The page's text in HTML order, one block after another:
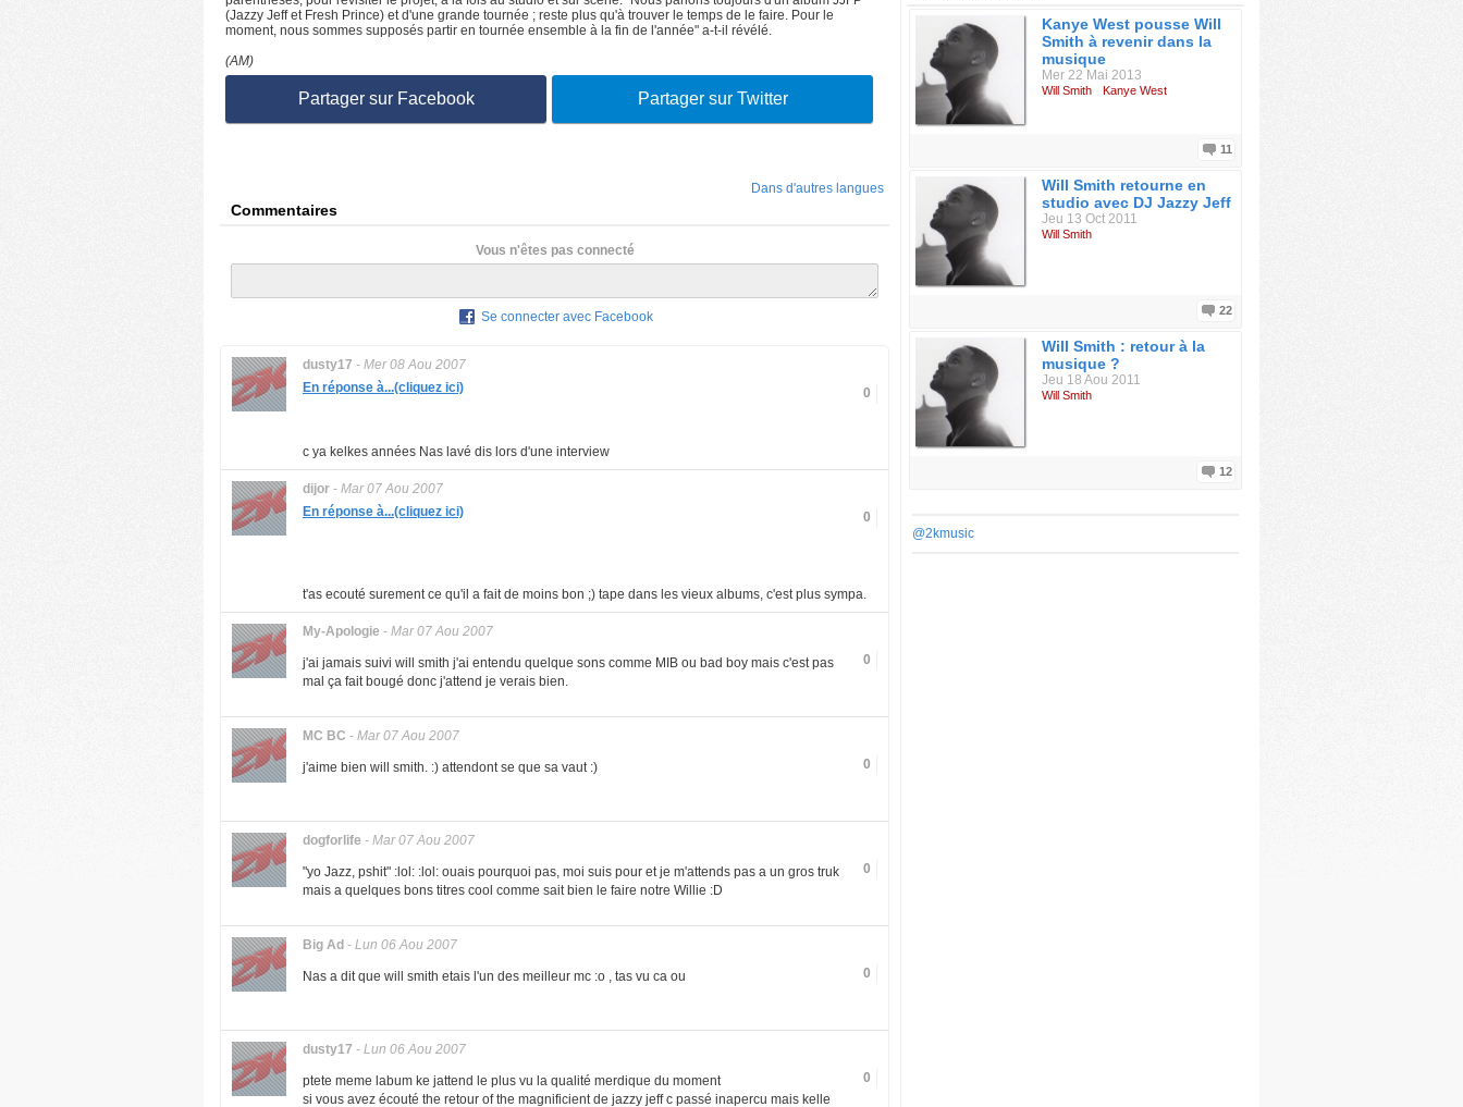
(Jazzy Jeff et Fresh Prince) et d'une grande tournée ; reste plus qu'à trouver le temps de le faire. Pour le
moment, nous sommes supposés partir en tournée ensemble à la fin de l'année" a-t-il révélé.
(AM)
Partager sur Facebook Partager sur Twitter
Dans d'autres langues
Commentaires
Vous n'êtes pas connecté
Se connecter avec Facebook
dusty17 - Mer 08 Aou 2007
0
En réponse à...(cliquez ici)
c ya kelkes années Nas lavé dis lors d'une interview
dijor - Mar 07 Aou 2007
0
En réponse à...(cliquez ici)
t'as ecouté surement ce qu'il a fait de moins bon ;) tape dans les vieux albums, c'est plus sympa.
My-Apologie - Mar 07 Aou 2007
0
j'ai jamais suivi will smith j'ai entendu quelque sons comme MIB ou bad boy mais c'est pas
mal ça fait bougé donc j'attend je verais bien.
MC BC - Mar 07 Aou 2007
0
j'aime bien will smith. :) attendont se que sa vaut :)
dogforlife - Mar 07 Aou 2007
0
"yo Jazz, pshit" :lol: :lol: ouais pourquoi pas, moi suis pour et je m'attends pas a un gros truk
mais a quelques bons titres cool comme sait bien le faire notre Willie :D
Big Ad - Lun 06 Aou 2007
0
Nas a dit que will smith etais l'un des meilleur mc :o , tas vu ca ou
dusty17 - Lun 06 Aou 2007
0
ptete meme labum ke jattend le plus vu la qualité merdique du moment
si vous avez écouté the retour of the magnificient de jazzy jeff c passé inapercu mais kelle
Kanye West pousse Will
Smith à revenir dans la
musique
Mer 22 Mai 2013
Will Smith Kanye West
11
Will Smith retourne en
studio avec DJ Jazzy Jeff
Jeu 13 Oct 2011
Will Smith
22
Will Smith : retour à la
musique ?
Jeu 18 Aou 2011
Will Smith
12
@2kmusic